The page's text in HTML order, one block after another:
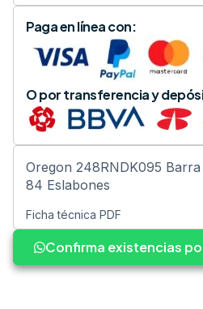
Paga en línea con:
O por transferencia y
Oregon 248RNDK095
84 Eslabones
Ficha técnica PDF
Confirma existencias